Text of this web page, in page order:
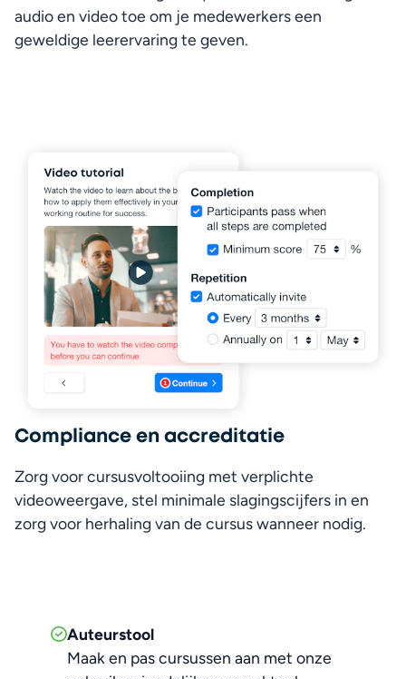
audio en video toe om je medewerkers een
geweldige leerervaring te geven.
Compliance en accreditatie
Zorg voor cursusvoltooiing met verplichte
videoweergave, stel minimale slagingscijfers in en
zorg voor herhaling van de cursus wanneer nodig.
Auteurstool
Maak en pas cursussen aan met onze